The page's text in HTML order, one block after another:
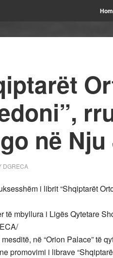
në
DGRECA
i librit “Shqiptarët
të mbyllura i Ligës Qytetare
në “Orion Palace” të
promovimi i librave